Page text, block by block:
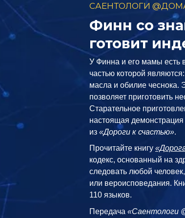
САЕНТОЛОГИ
Финн со
готовит
У Финна и его мамы есть
частью которой
масла и обилие чеснока.
позволяет приготовить
Старательное
настоящая
из«Дороги к счастью».
Прочитайте книгу
кодекс, основанный на
следовать любой
или вероисповедания.
110 языков.
Передача«Саентологи